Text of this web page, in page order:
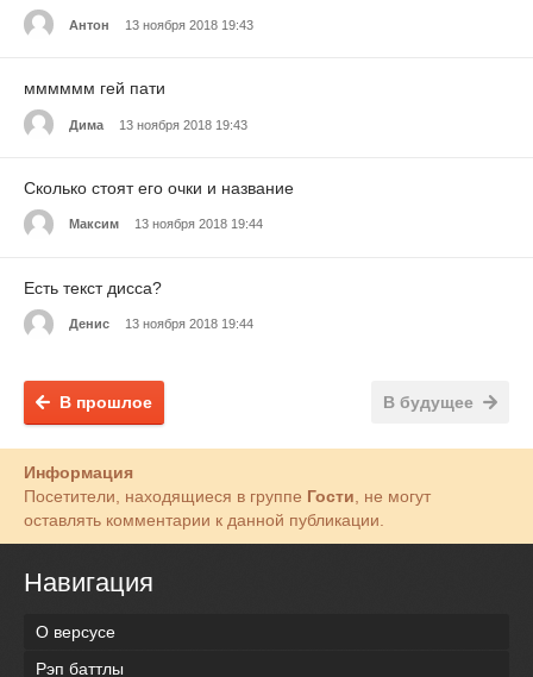
Антон 13 ноября 2018 19:43
мммммм гей пати
Дима 13 ноября 2018 19:43
Сколько стоят его очки и название
Максим 13 ноября 2018 19:44
Есть текст дисса?
Денис 13 ноября 2018 19:44
В будущее
В прошлое
Информация
Посетители, находящиеся в группе Гости , не могут
оставлять комментарии к данной публикации.
Навигация
О версусе
Рэп баттлы